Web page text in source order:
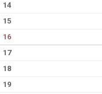
14
15
16
17
18
19